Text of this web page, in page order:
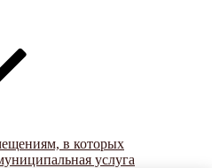
в которых
услуга